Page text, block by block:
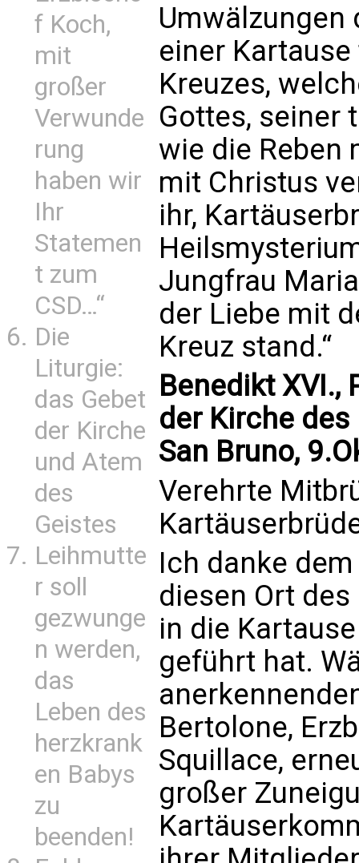
f Koch,
mit
großer
Verwunde
rung
haben wir
Ihr
Statemen
t zum
CSD…“
Die
Liturgie:
das Gebet
der Kirche
und Atem
des
Geistes
Leihmutte
r soll
gezwunge
n werden,
das
Leben des
herzkrank
en Babys
zu
beenden!
Umwälzungen
einer
Kreuzes,
Gottes, seiner
wie die Reben
mit Christus
ihr,
Jungfrau
der Liebe mit
Kreuz stand.“
Benedikt XVI.,
der Kirche
San Bruno,
Verehrte
Ich danke
diesen Ort des
in die
geführt hat.
Bertolone,
Squillace,
großer